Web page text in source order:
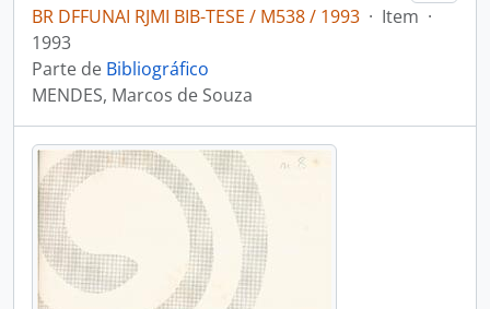
BR DFFUNAI RJMI BIB-TESE / M538 / 1993 · Item ·
1993
Parte de Bibliográfico
MENDES, Marcos de Souza